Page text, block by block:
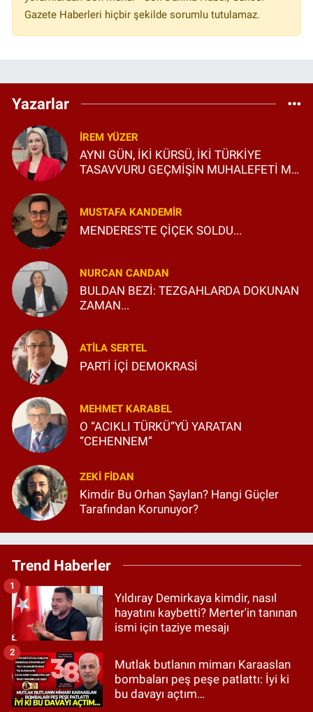
Gazete Haberleri hiçbir şekilde sorumlu tutulamaz.
Yazarlar
İREM YÜZER
AYNI GÜN, İKİ KÜRSÜ, İKİ TÜRKİYE
TASAVVURU GEÇMİŞİN MUHALEFETİ Mİ,
MUSTAFA KANDEMIR
MENDERES'TE ÇİÇEK SOLDU...
NURCAN CANDAN
BULDAN BEZİ: TEZGAHLARDA DOKUNAN
ZAMAN...
ATILA SERTEL
PARTİ İÇİ DEMOKRASİ
MEHMET KARABEL
O “ACIKLI TÜRKÜ”YÜ YARATAN
“CEHENNEM”
ZEKI FIDAN
Kimdir Bu Orhan Şaylan? Hangi Güçler
Tarafından Korunuyor?
Trend Haberler
Yıldıray Demirkaya kimdir, nasıl
hayatını kaybetti? Merter'in tanınan
ismi için taziye mesajı
1
Mutlak butlanın mimarı Karaaslan
bombaları peş peşe patlattı: İyi ki
bu davayı açtım…
2